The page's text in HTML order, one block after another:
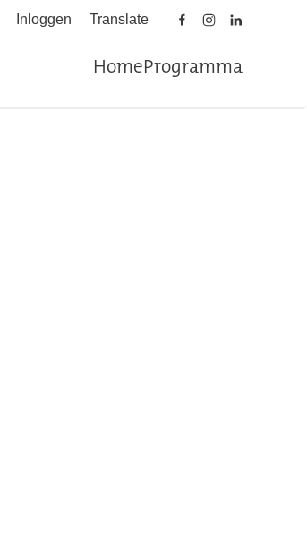
Inloggen Translate
HomeProgramma